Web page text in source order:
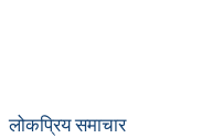
लोकप्रिय समाचार